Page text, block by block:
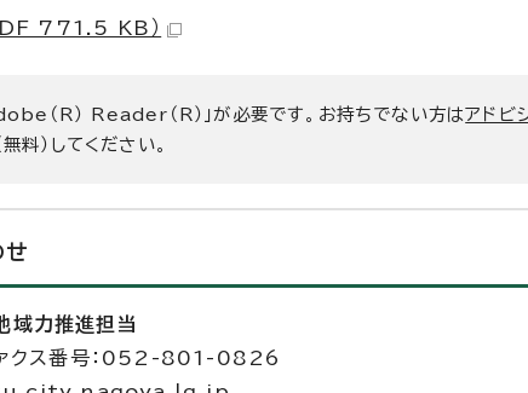
771.5 KB）
（R） Reader（R）」が必要です。お持ちでない方はアドビ
料）してください。
せ
域力推進担当
ス番号：052-801-0826